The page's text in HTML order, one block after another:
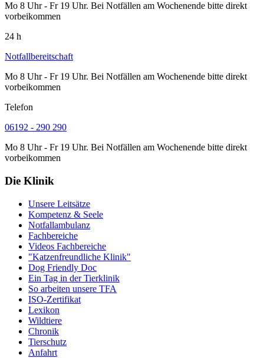
Mo 8 Uhr - Fr 19 Uhr. Bei Notfällen am Wochenende bitte direkt
vorbeikommen
24 h
Notfallbereitschaft
Mo 8 Uhr - Fr 19 Uhr. Bei Notfällen am Wochenende bitte direkt
vorbeikommen
Telefon
06192 - 290 290
Mo 8 Uhr - Fr 19 Uhr. Bei Notfällen am Wochenende bitte direkt
vorbeikommen
Die Klinik
Unsere Leitsätze
Kompetenz & Seele
Notfallambulanz
Fachbereiche
Videos Fachbereiche
"Katzenfreundliche Klinik"
Dog Friendly Doc
Ein Tag in der Tierklinik
So arbeiten unsere TFA
ISO-Zertifikat
Lexikon
Wildtiere
Chronik
Tierschutz
Anfahrt